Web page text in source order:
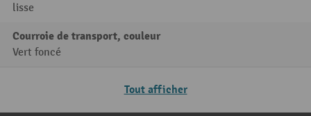
lisse
Courroie de transport, couleur
Vert foncé
Tout afficher